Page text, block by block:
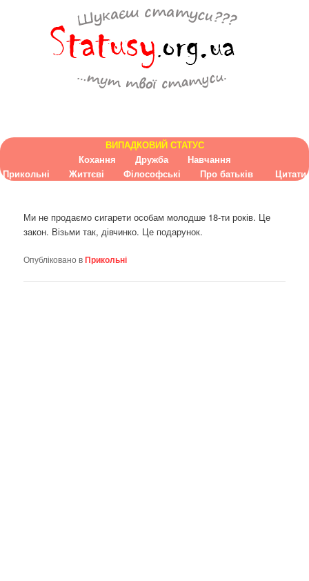
ВИПАДКОВИЙ СТАТУС
Кохання
Дружба
Навчання
Прикольні
Життєві Філософські Про батьків Цитати
Ми не продаємо сигарети особам молодше 18-ти років. Це
закон. Візьми так, дівчинко. Це подарунок.
Опубліковано вПрикольні